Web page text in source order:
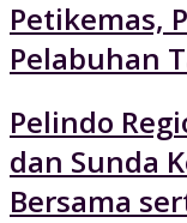
Petikemas,
Pelabuhan
Pelindo
dan Sunda
Bersama